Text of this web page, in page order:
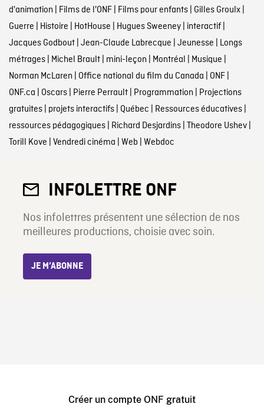
d'animation Films de l'ONF| Films pour enfants| Gilles Groulx|
Guerre Histoire HotHouse Hugues Sweeney| interactif|
Jacques Godbout| Jean-Claude Labrecque Jeunesse Longs
métrages| Michel Brault| mini-leçon Montréal Musique
Norman McLaren Office national du film du Canada ONF|
ONF.ca Oscars| Pierre Perrault| Programmation Projections
gratuites| projets interactifs| Québec Ressources éducatives|
ressources pédagogiques| Richard Desjardins| Theodore Ushev|
Torill Kove Vendredi cinéma Web Webdoc
INFOLETTRE ONF
Nos infolettres présentent une sélection de nos
meilleures productions, choisie avec soin.
JE M’ABONNE
Créer un compte ONF gratuit